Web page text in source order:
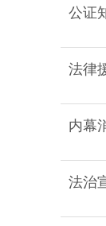
公证
法律
内幕
法治